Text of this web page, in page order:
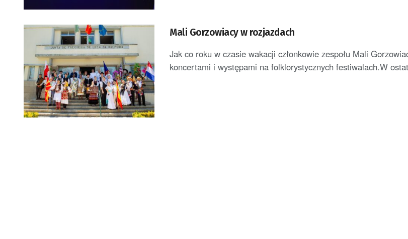
Mali Gorzowiacy w rozjazdach
Jak co roku w czasie wakacji członkowie zespołu Mali
koncertami i występami na folklorystycznych festiwalach.W